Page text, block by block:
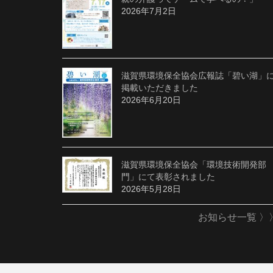
2026年7月2日
滋賀県環境保全協会広報誌「碧い湖」
掲載いただきました
2026年6月20日
滋賀県環境保全協会「環境技術開発部
門」にて表彰されました
2026年5月28日
お知らせ一覧 〉